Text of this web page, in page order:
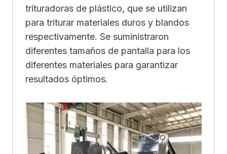
trituradoras de plástico, que se utilizan
para triturar materiales duros y blandos
respectivamente. Se suministraron
diferentes tamaños de pantalla para los
diferentes materiales para garantizar
resultados óptimos.